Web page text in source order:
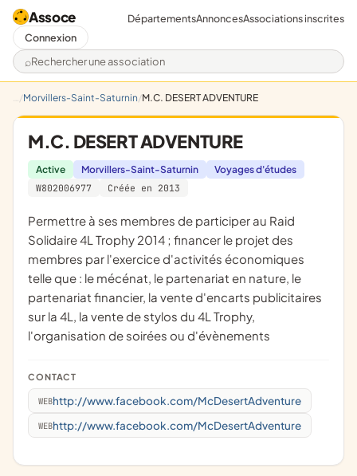
Assoce
Rechercher une association
DépartementsAnnoncesAssociations inscrites
Connexion
Morvillers-Saint-Saturnin M.C. DESERT ADVENTURE
M.C. DESERT ADVENTURE
Active Morvillers-Saint-Saturnin
Voyages d'études
W802006977
Créée en 2013
permettre à ses membres de participer au Raid
Solidaire 4L Trophy 2014 ; financer le projet des
membres par l'exercice d'activités économiques
telle que : le mécénat, le partenariat en nature, le
partenariat financier, la vente d'encarts publicitaires
sur la 4L, la vente de stylos du 4L Trophy,
l'organisation de soirées ou d'évènements
CONTACT
WEBhttp://www.facebook.com/McDesertAdventure
WEBhttp://www.facebook.com/McDesertAdventure